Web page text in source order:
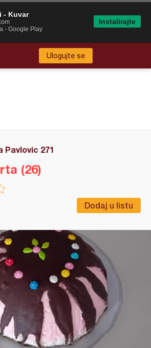
Ulogujte se
Pavlovic 271
Dodaj u listu
(26)
- Kuvar
- Google Play
Instalirajte